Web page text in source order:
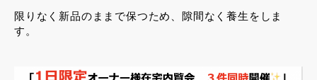
限りなく新品のままで保つため、隙間なく養生をしま
す。